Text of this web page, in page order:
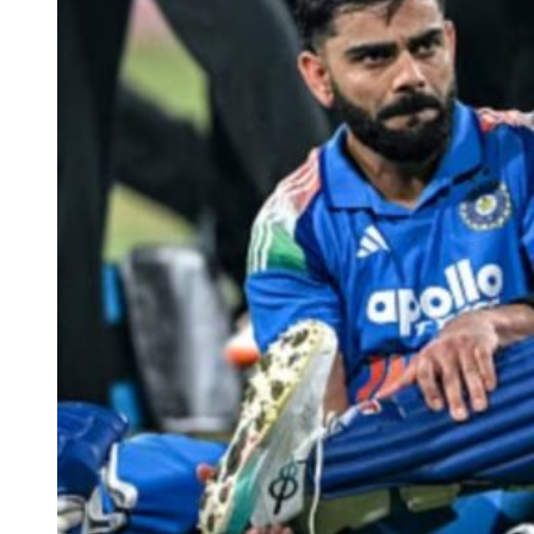
भारत-अफगानिस्तान (IND vs AFG) को लेकर बड़ी अपडेट सामने आ रही है।